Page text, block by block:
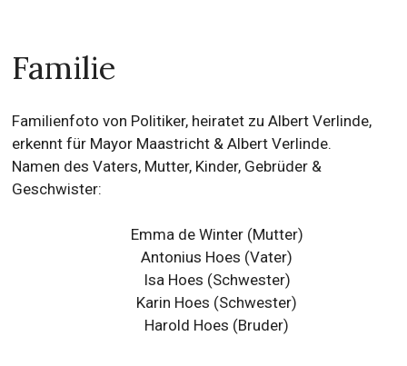
Familie
Familienfoto von Politiker, heiratet zu Albert Verlinde,
erkennt für Mayor Maastricht & Albert Verlinde.
Namen des Vaters, Mutter, Kinder, Gebrüder &
Geschwister:
Emma de Winter (Mutter)
Antonius Hoes (Vater)
Isa Hoes (Schwester)
Karin Hoes (Schwester)
Harold Hoes (Bruder)